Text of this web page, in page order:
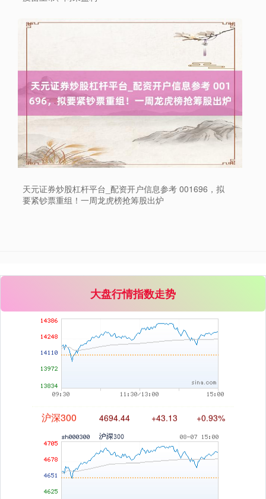
天元证券炒股杠杆平台_配资开户信息参考 001696，拟
要紧钞票重组！一周龙虎榜抢筹股出炉
大盘行情指数走势
上证综指 3940.04
深证成指 14311.01 +200.89 +1.42%